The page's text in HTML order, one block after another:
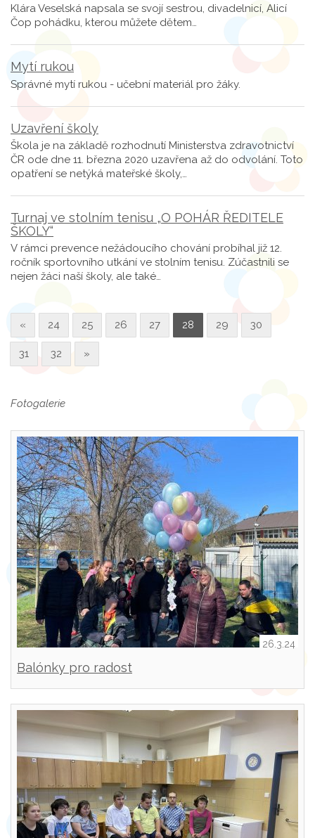
Klára Veselská napsala se svojí sestrou, divadelnicí, Alicí
Čop pohádku, kterou můžete dětem…
Mytí rukou
Správné mytí rukou - učební materiál pro žáky.
Uzavření školy
Škola je na základě rozhodnutí Ministerstva zdravotnictví
ČR ode dne 11. března 2020 uzavřena až do odvolání. Toto
opatření se netýká mateřské školy,…
Turnaj ve stolním tenisu „O POHÁR ŘEDITELE
ŠKOLY“
V rámci prevence nežádoucího chování probíhal již 12.
ročník sportovního utkání ve stolním tenisu. Zúčastnili se
nejen žáci naší školy, ale také…
« 24 25 26 27 28 29 30
31 32 »
Fotogalerie
26.3.24
Balónky pro radost